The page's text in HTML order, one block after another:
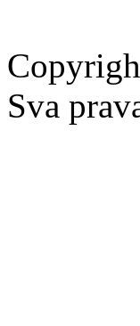
Sva